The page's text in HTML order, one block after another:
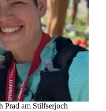
Prad am Stilfserjoch